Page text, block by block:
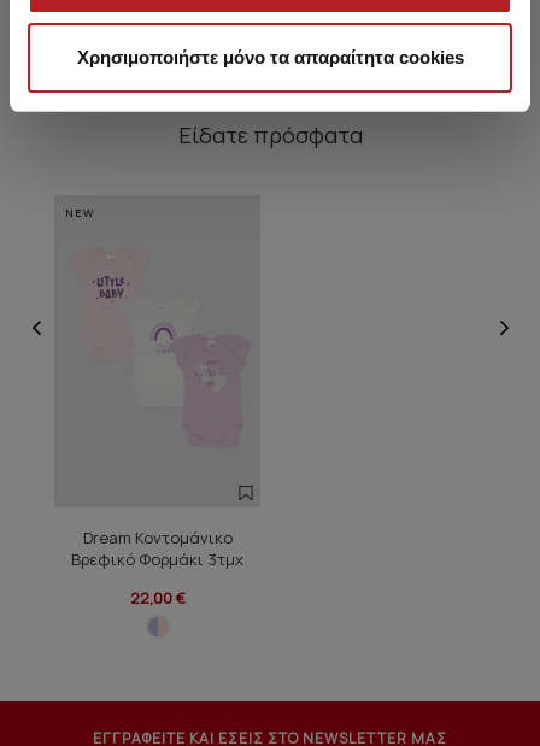
Χρησιμοποιήστε μόνο τα απαραίτητα cookies
Είδατε πρόσφατα
NEW
Dream Κοντομάνικο
Βρεφικό Φορμάκι 3τμχ
22,00 €
ΕΓΓΡΑΦΕΙΤΕ ΚΑΙ ΕΣΕΙΣ ΣΤΟ NEWSLETTER ΜΑΣ